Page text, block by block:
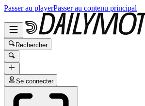
Passer au playerPasser au contenu principal
Rechercher
Se connecter